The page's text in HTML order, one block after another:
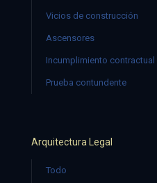
Vicios de construcción
Ascensores
Incumplimiento contractual
Prueba contundente
Arquitectura Legal
Todo